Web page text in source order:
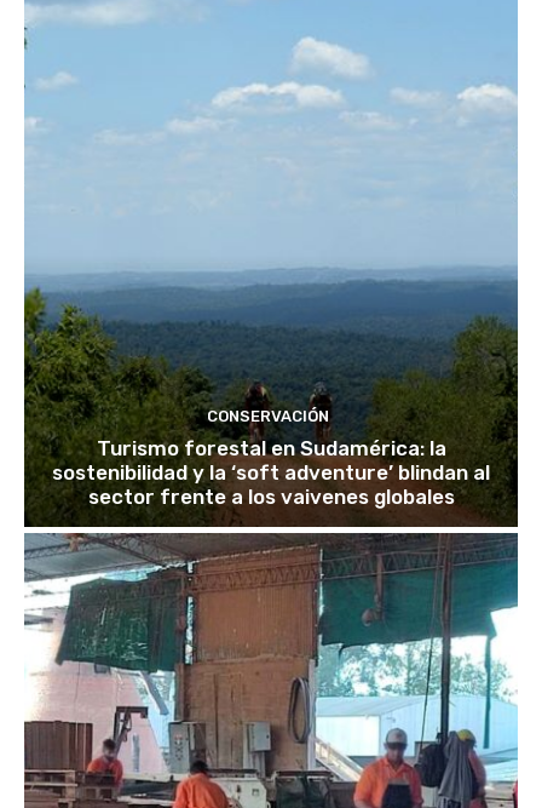
CONSERVACIÓN
Turismo forestal en Sudamérica: la
sostenibilidad y la ‘soft adventure’ blindan al
sector frente a los vaivenes globales